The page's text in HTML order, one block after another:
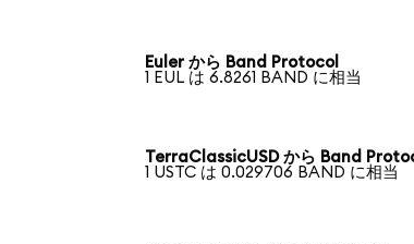
Euler から Band Protocol
1 EUL は 6.8261 BAND に相当
TerraClassicUSD から Band
1 USTC は 0.029706 BAND に相当